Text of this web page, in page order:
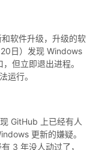
软件升级，升级的软
日）发现 Windows
但立即退出进程。
运行。
GitHub 上已经有人
更新的嫌疑。
3 年没人动过了，